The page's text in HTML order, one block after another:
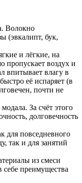
Волокно
(эвкалипт, бук,
и лёгкие, на
воздух и
впитывает влагу в
её испаряет (в
почти не
За счёт этого
долговечность
для повседневного
так и для занятий
из смеси
себе преимущества